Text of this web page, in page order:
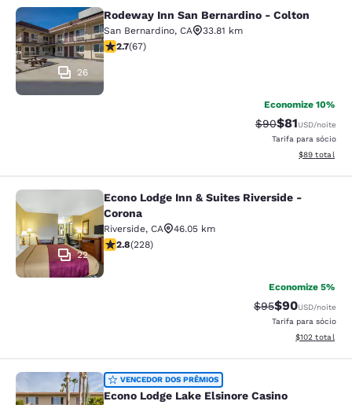
Rodeway Inn San Bernardino -
26
Rodeway Inn San Bernardino - Colton
San Bernardino, CA
33.81 km
classificação 2.72 estrelas. Razoável. 67 avaliações
2.7(67)
Economize 10%
Tarifa anterior
$90Tarifa com
$81USD/noite
Tarifa para sócio
Exibir
$89 total
Econo Lodge Inn & Suites Riverside
22
Econo Lodge Inn & Suites Riverside -
Corona
Riverside, CA
46.05 km
classificação 2.76 estrelas. Razoável. 228 avaliações
2.8(228)
Economize 5%
Tarifa anterior
$95Tarifa com
$90USD/noite
Tarifa para sócio
Exibir
$102 total
Econo Lodge Lake Elsinore Casino
VENCEDOR DOS PRÊMIOS
Econo Lodge Lake Elsinore Casino